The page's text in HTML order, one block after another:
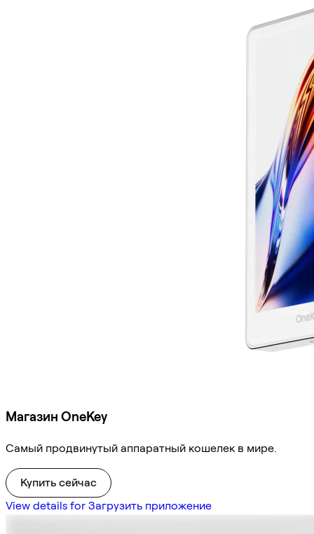
Магазин OneKey
Самый продвинутый аппаратный кошелек в мире.
Купить сейчас
View details for Загрузить приложение